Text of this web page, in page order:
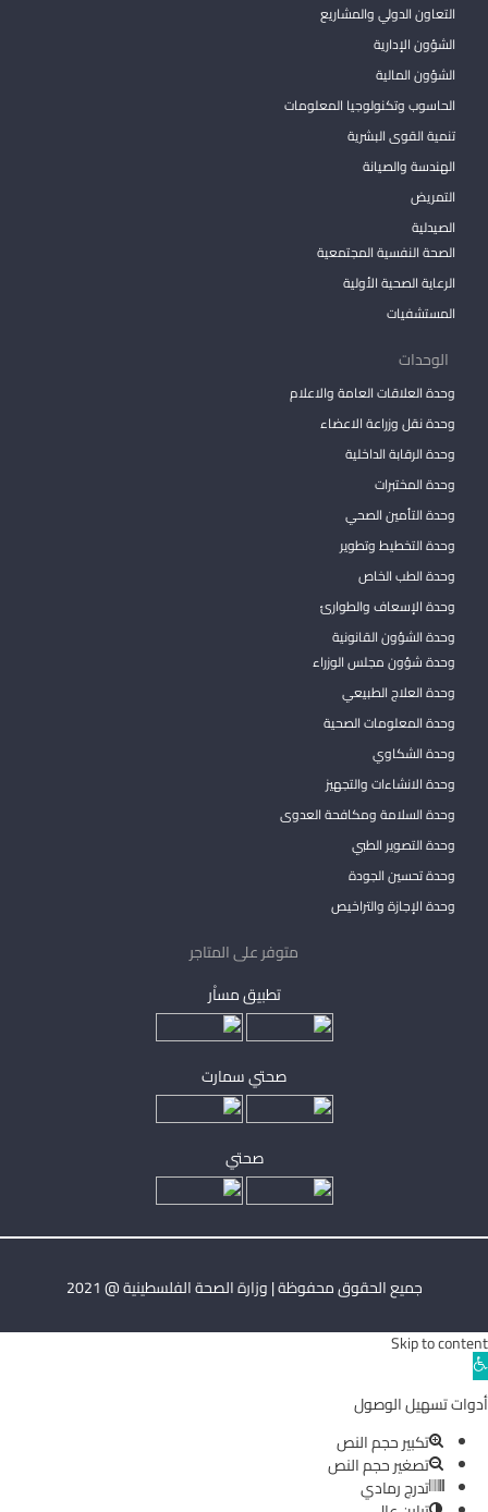
التعاون الدولي والمشاريع
الشؤون الإدارية
الشؤون المالية
الحاسوب وتكنولوجيا المعلومات
تنمية القوى البشرية
الهندسة والصيانة
التمريض
الصيدلية
الصحة النفسية المجتمعية
الرعاية الصحية الأولية
المستشفيات
الوحدات
وحدة العلاقات العامة والاعلام
وحدة نقل وزراعة الاعضاء
وحدة الرقابة الداخلية
وحدة المختبرات
وحدة التأمين الصحي
وحدة التخطيط وتطوير
وحدة الطب الخاص
وحدة الإسعاف والطوارئ
وحدة الشؤون القانونية
وحدة شؤون مجلس الوزراء
وحدة العلاج الطبيعي
وحدة المعلومات الصحية
وحدة الشكاوي
وحدة الانشاءات والتجهيز
وحدة السلامة ومكافحة العدوى
وحدة التصوير الطبي
وحدة تحسين الجودة
وحدة الإجازة والتراخيص
متوفر على المتاجر
تطبيق مساْر
صحتي سمارت
صحتي
جميع الحقوق محفوظة | وزارة الصحة الفلسطينية @ 2021
Skip to content
Open
toolbar
أدوات تسهيل الوصول
تكبير حجم النص
تصغير حجم النص
تدرج رمادي